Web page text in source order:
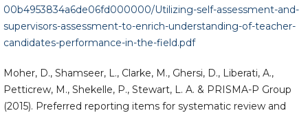
00b4953834a6de06fd000000/Utilizing-self-assessment-and-
supervisors-assessment-to-enrich-understanding-of-teacher-
candidates-performance-in-the-field.pdf
Moher, D., Shamseer, L., Clarke, M., Ghersi, D., Liberati, A.,
Petticrew, M., Shekelle, P., Stewart, L. A. & PRISMA-P Group
(2015). Preferred reporting items for systematic review and